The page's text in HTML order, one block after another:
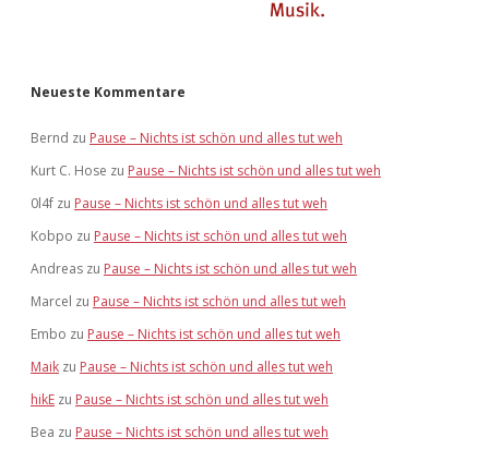
Neueste Kommentare
Bernd zu Pause – Nichts ist schön und alles tut weh
Kurt C. Hose zu Pause – Nichts ist schön und alles tut weh
0l4f zu Pause – Nichts ist schön und alles tut weh
Kobpo zu Pause – Nichts ist schön und alles tut weh
Andreas zu Pause – Nichts ist schön und alles tut weh
Marcel zu Pause – Nichts ist schön und alles tut weh
Embo zu Pause – Nichts ist schön und alles tut weh
Maik zu Pause – Nichts ist schön und alles tut weh
hikE zu Pause – Nichts ist schön und alles tut weh
Bea zu Pause – Nichts ist schön und alles tut weh